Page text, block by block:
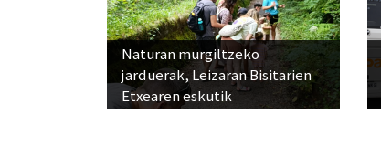
Naturan murgiltzeko
jarduerak, Leizaran Bisitarien
Etxearen eskutik